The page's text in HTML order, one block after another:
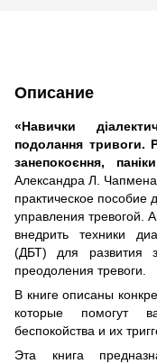
Описание
«Навички
подолання тривоги.
занепокоєння,
Александра Л.
практическое
управления тревогой.
внедрить техники
(ДБТ) для развития
преодоления тревоги.
В книге описаны
которые помогут
беспокойства и их
Эта книга